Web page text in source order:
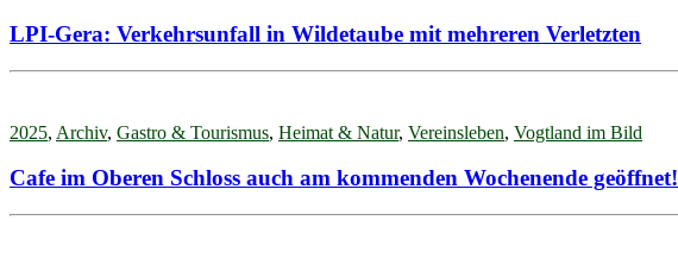
LPI-Gera: Verkehrsunfall in Wildetaube mit mehreren Verletzten
2025, Archiv, Gastro & Tourismus, Heimat & Natur, Vereinsleben, Vogtland im Bild
Cafe im Oberen Schloss auch am kommenden Wochenende geöffnet!